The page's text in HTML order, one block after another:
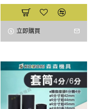
立即購買